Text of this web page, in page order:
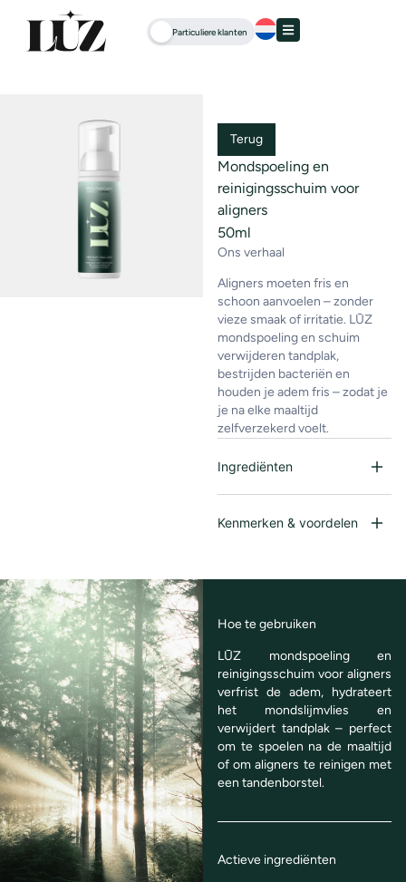
Particuliere klanten
Terug
Mondspoeling en
reinigingsschuim voor
aligners
50ml
Ons verhaal
Aligners moeten fris en
schoon aanvoelen – zonder
vieze smaak of irritatie. LŪZ
mondspoeling en schuim
verwijderen tandplak,
bestrijden bacteriën en
houden je adem fris – zodat je
je na elke maaltijd
zelfverzekerd voelt.
Ingrediënten
Kenmerken & voordelen
Hoe te gebruiken
LŪZ mondspoeling en
reinigingsschuim voor aligners
verfrist de adem, hydrateert
het mondslijmvlies en
verwijdert tandplak – perfect
om te spoelen na de maaltijd
of om aligners te reinigen met
een tandenborstel.
Actieve ingrediënten